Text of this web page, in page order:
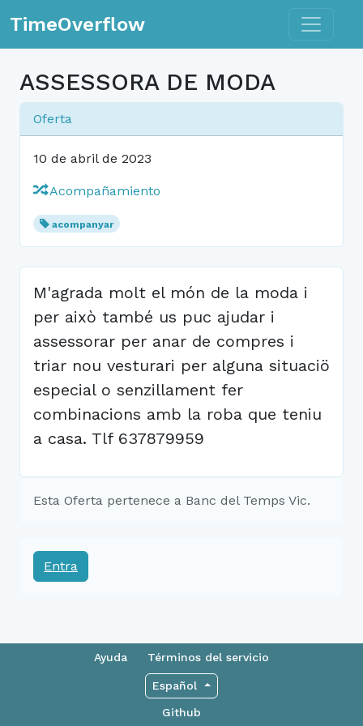
TimeOverflow Toggle
ASSESSORA DE MODA
Oferta
10 de abril de 2023
Acompañamiento
acompanyar
M'agrada molt el món de la moda i
per això també us puc ajudar i
assessorar per anar de compres i
triar nou vesturari per alguna situaciö
especial o senzillament fer
combinacions amb la roba que teniu
a casa. Tlf 637879959
Esta Oferta pertenece a Banc del Temps Vic.
Entra
Ayuda Términos del servicio
Español
Github